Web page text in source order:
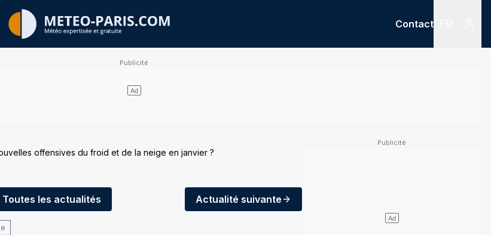
Contact
offensives du froid et de la neige en janvier ?
Toutes les actualités Actualité suivante